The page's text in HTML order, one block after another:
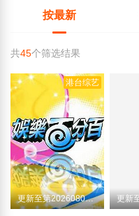
按最新
共45个筛选结果
港台综艺
更新至第20260806期